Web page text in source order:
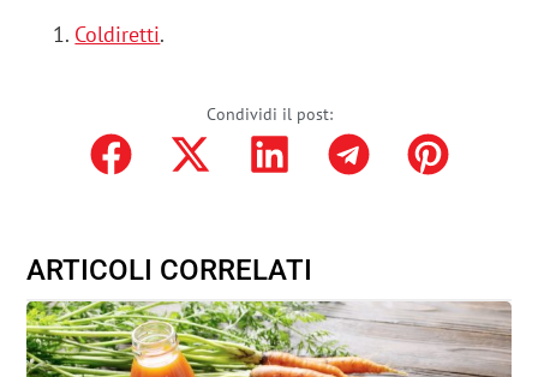
Coldiretti.
Condividi il post:
ARTICOLI CORRELATI